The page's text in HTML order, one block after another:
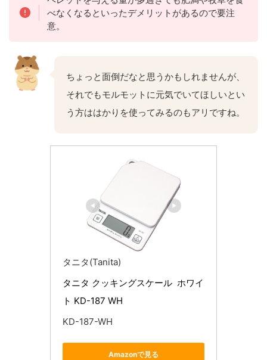
べなくなるといったデメリットがあるので要注
意。
ちょっと面倒だなと思うかもしれませんが、
それでもモルモットに元気でいてほしいとい
う方ははかりを使ってみるのもアリですね。
タニタ(Tanita)
タニタ クッキングスケール  ホワイ
ト KD-187 WH
KD-187-WH
Amazonで見る